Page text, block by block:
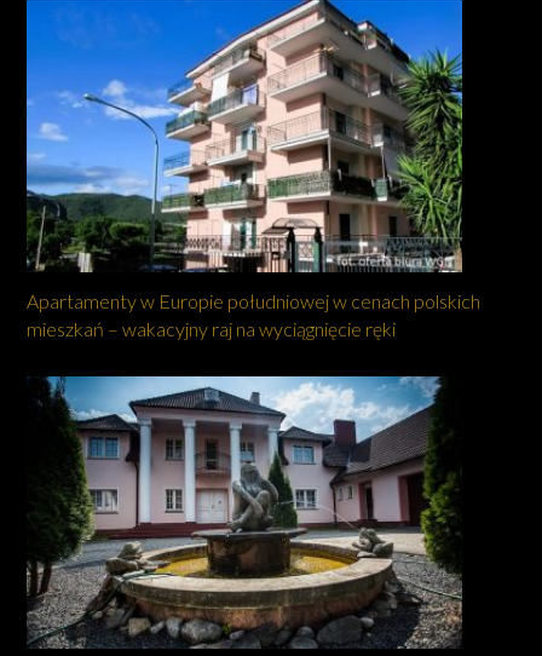
Apartamenty w Europie południowej w cenach polskich
mieszkań – wakacyjny raj na wyciągnięcie ręki